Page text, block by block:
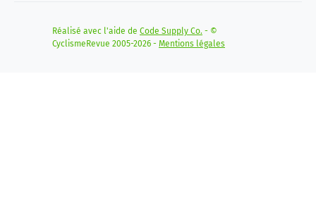
Réalisé avec l'aide de Code Supply Co. - ©
CyclismeRevue 2005-2026 - Mentions légales